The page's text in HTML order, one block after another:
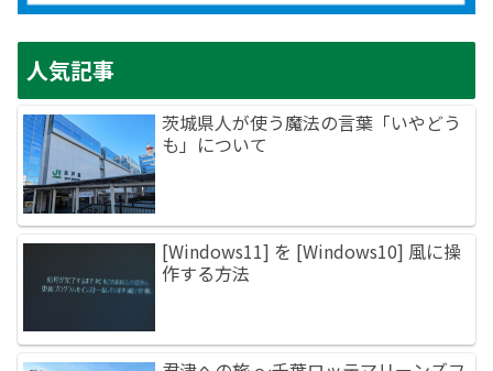
人気記事
茨城県人が使う魔法の言葉「いやどう
も」について
[Windows11] を [Windows10] 風に操
作する方法